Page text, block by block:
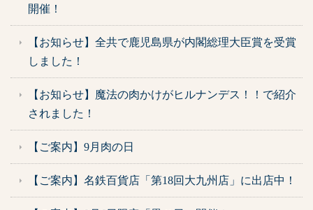
開催！
【お知らせ】全共で鹿児島県が内閣総理大臣賞を受賞
しました！
【お知らせ】魔法の肉かけがヒルナンデス！！で紹介
されました！
【ご案内】9月肉の日
【ご案内】名鉄百貨店「第18回大九州店」に出店中！